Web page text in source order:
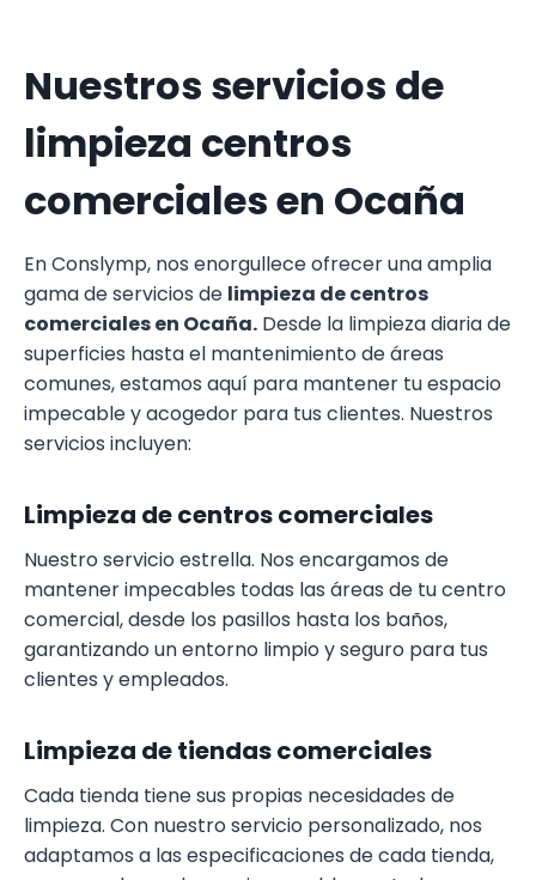
Nuestros servicios de
limpieza centros
comerciales en Ocaña
En Conslymp, nos enorgullece ofrecer una amplia
gama de servicios de limpieza de centros
comerciales en Ocaña. Desde la limpieza diaria de
superficies hasta el mantenimiento de áreas
comunes, estamos aquí para mantener tu espacio
impecable y acogedor para tus clientes. Nuestros
servicios incluyen:
Limpieza de centros comerciales
Nuestro servicio estrella. Nos encargamos de
mantener impecables todas las áreas de tu centro
comercial, desde los pasillos hasta los baños,
garantizando un entorno limpio y seguro para tus
clientes y empleados.
Limpieza de tiendas comerciales
Cada tienda tiene sus propias necesidades de
limpieza. Con nuestro servicio personalizado, nos
adaptamos a las especificaciones de cada tienda,